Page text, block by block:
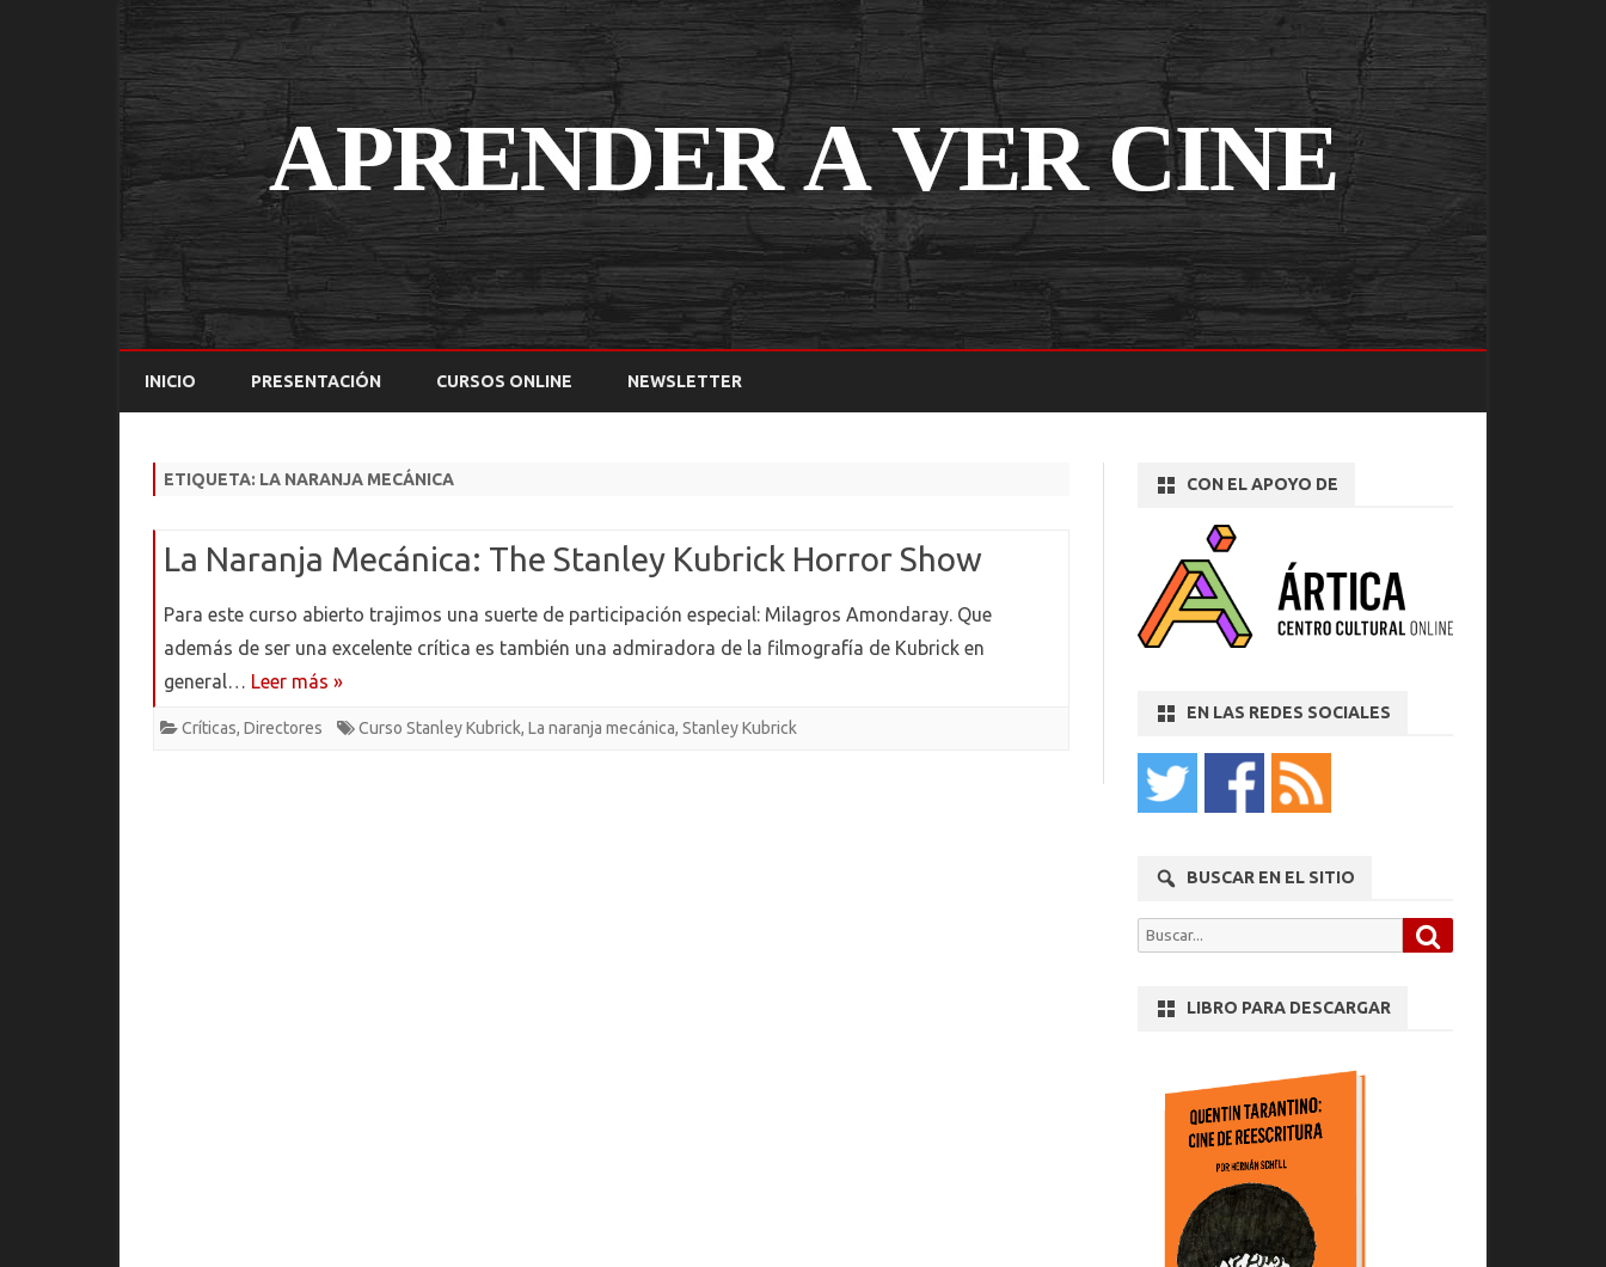
INICIO PRESENTACIÓN CURSOS ONLINE NEWSLETTER
ETIQUETA: LA NARANJA MECÁNICA
La Naranja Mecánica: The Stanley Kubrick Horror Show
Para este curso abierto trajimos una suerte de participación especial: Milagros Amondaray. Que
además de ser una excelente crítica es también una admiradora de la filmografía de Kubrick en
general… Leer más »
Críticas, Directores Curso Stanley Kubrick, La naranja mecánica, Stanley Kubrick
CON EL APOYO DE
EN LAS REDES SOCIALES
BUSCAR EN EL SITIO
Buscar
LIBRO PARA DESCARGAR